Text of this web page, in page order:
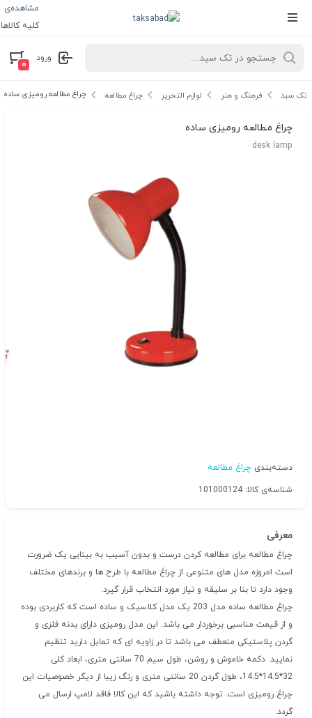
مشاهده‌ی
کلیه کالاها
ورود
۰
تک سبد فرهنگ و هنر لوازم التحریر چراغ مطالعه چراغ مطالعه رومیزی ساده
چراغ مطالعه رومیزی ساده
desk lamp
دسته‌بندی چراغ مطالعه
شناسه‌ی کالا: 101000124
معرفی
چراغ مطالعه برای مطالعه کردن درست و بدون آسیب به بینایی یک ضرورت
است امروزه مدل های متنوعی از چراغ مطالعه با طرح ها و برندهای مختلف
وجود دارد تا بنا بر سلیقه و نیاز مورد انتخاب قرار گیرد.
چراغ مطالعه ساده مدل 203 یک مدل کلاسیک و ساده است که کاربردی بوده
و از قیمت مناسبی برخوردار می باشد. این مدل رومیزی دارای بدنه فلزی و
گردن پلاستیکی منعطف می باشد تا در زاویه ای که تمایل دارید تنظیم
نمایید. دکمه خاموش و روشن، طول سیم 70 سانتی متری، ابعاد کلی
32*14.5*14.5، طول گردن 20 سانتی متری و رنگ زیبا از دیگر خصوصیات این
چراغ رومیزی است. توجه داشته باشید که این کالا فاقد لامپ ارسال می
گردد.